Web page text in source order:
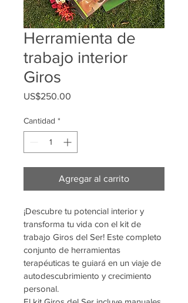
Herramienta de
trabajo interior
Giros
US$250.00
Cantidad *
Agregar al carrito
¡Descubre tu potencial interior y
transforma tu vida con el kit de
trabajo Giros del Ser! Este completo
conjunto de herramientas
terapéuticas te guiará en un viaje de
autodescubrimiento y crecimiento
personal.